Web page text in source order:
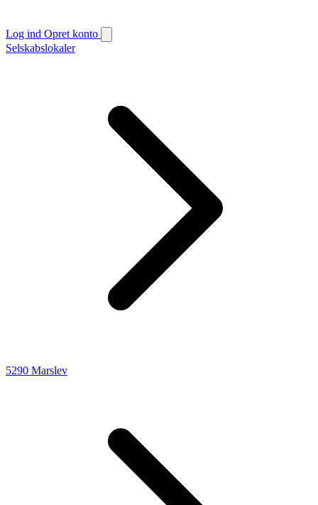
Log ind Opret konto
Selskabslokaler
5290 Marslev